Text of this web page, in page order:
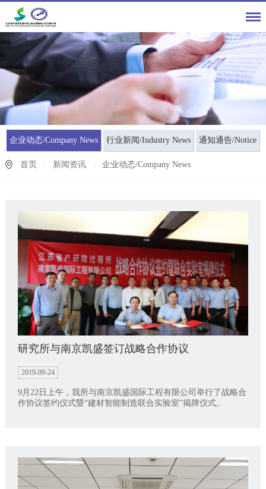
企业动态/Company News 行业新闻/Industry News 通知通告/Notice
首页 新闻资讯 企业动态/Company News
研究所与南京凯盛签订战略合作协议
2019-09-24
9月22日上午，我所与南京凯盛国际工程有限公司举行了战略合
作协议签约仪式暨“建材智能制造联合实验室”揭牌仪式。